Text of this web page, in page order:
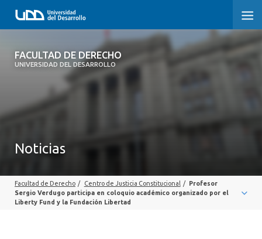
FACULTAD DE DERECHO
UNIVERSIDAD DEL DESARROLLO
FACULTAD DE DERECHO
SOBRE LA FACULTAD
PROFESORES
Noticias
Facultad de Derecho / Centro de Justicia Constitucional / Profesor
Sergio Verdugo participa en coloquio académico organizado por el
Liberty Fund y la Fundación Libertad